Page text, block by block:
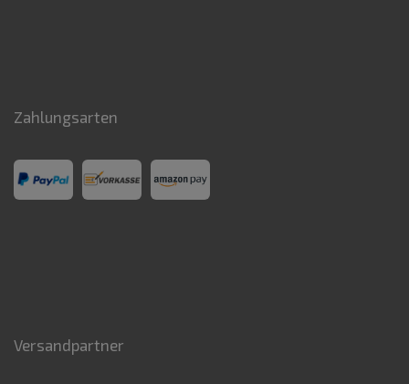
Zahlungsarten
Versandpartner